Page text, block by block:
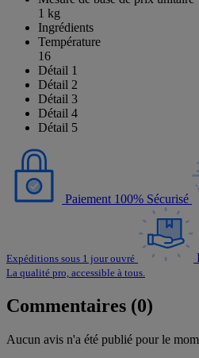
1 kg
Ingrédients
Température
16
Détail 1
Détail 2
Détail 3
Détail 4
Détail 5
Paiement 100% Sécurisé
Expéditions sous 1 jour ouvré
La qualité pro, accessible à tous.
Commentaires (0)
Aucun avis n'a été publié pour le